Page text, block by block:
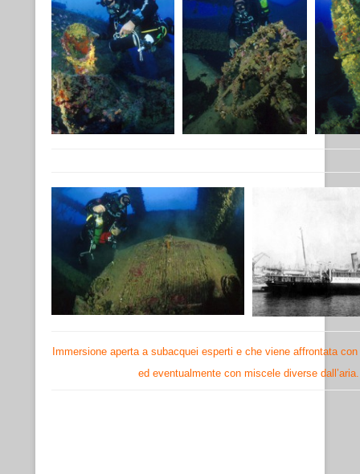
Immersione aperta a subacquei esperti e che viene affrontata
ed eventualmente con miscele diverse dall’aria.